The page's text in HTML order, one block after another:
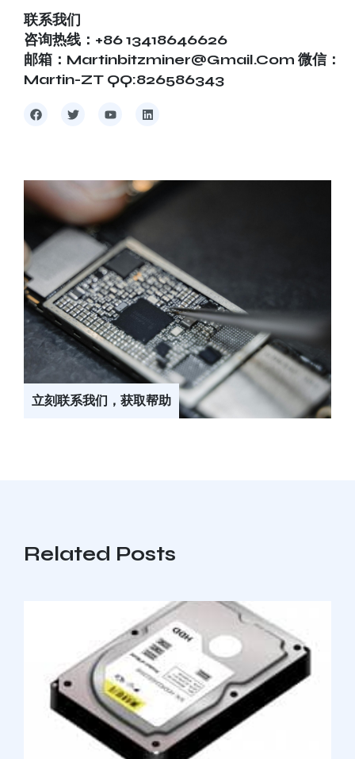
联系我们
咨询热线：+86 13418646626
邮箱：martinbitzminer@gmail.com 微信：
Martin-ZT QQ:826586343
立刻联系我们，获取帮助
Related Posts